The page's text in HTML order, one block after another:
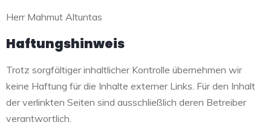
Herr Mahmut Altuntas
Haftungshinweis
Trotz sorgfältiger inhaltlicher Kontrolle übernehmen wir
keine Haftung für die Inhalte externer Links. Für den Inhalt
der verlinkten Seiten sind ausschließlich deren Betreiber
verantwortlich.